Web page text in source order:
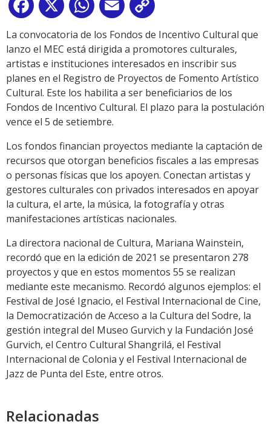
Facebook
X WhatsApp
Email
Link
La convocatoria de los Fondos de Incentivo Cultural que
lanzo el MEC está dirigida a promotores culturales,
artistas e instituciones interesados en inscribir sus
planes en el Registro de Proyectos de Fomento Artístico
Cultural. Este los habilita a ser beneficiarios de los
Fondos de Incentivo Cultural. El plazo para la postulación
vence el 5 de setiembre.
Los fondos financian proyectos mediante la captación de
recursos que otorgan beneficios fiscales a las empresas
o personas físicas que los apoyen. Conectan artistas y
gestores culturales con privados interesados en apoyar
la cultura, el arte, la música, la fotografía y otras
manifestaciones artísticas nacionales.
La directora nacional de Cultura, Mariana Wainstein,
recordó que en la edición de 2021 se presentaron 278
proyectos y que en estos momentos 55 se realizan
mediante este mecanismo. Recordó algunos ejemplos: el
Festival de José Ignacio, el Festival Internacional de Cine,
la Democratización de Acceso a la Cultura del Sodre, la
gestión integral del Museo Gurvich y la Fundación José
Gurvich, el Centro Cultural Shangrilá, el Festival
Internacional de Colonia y el Festival Internacional de
Jazz de Punta del Este, entre otros.
Relacionadas